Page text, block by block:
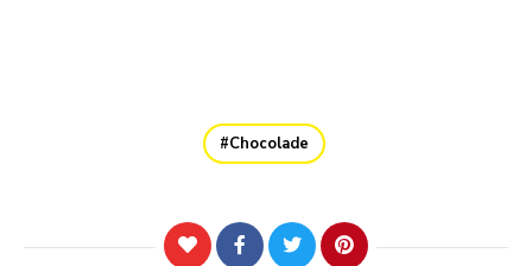
Chocolade